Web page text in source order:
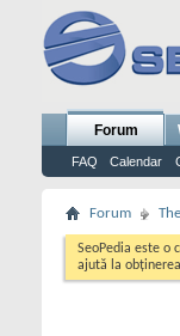
Forum
FAQ Calendar
Forum
SeoPedia este o
ajută la